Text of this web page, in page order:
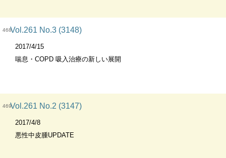
468Vol.261 No.3 (3148)
2017/4/15
喘息・COPD 吸入治療の新しい展開
469Vol.261 No.2 (3147)
2017/4/8
悪性中皮腫UPDATE